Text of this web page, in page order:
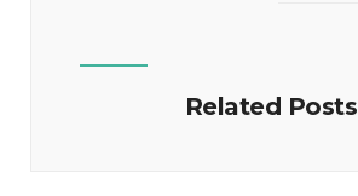
Related Posts